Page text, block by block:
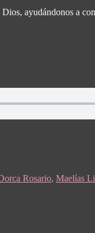
ayudándonos a
Rosario, Maelías